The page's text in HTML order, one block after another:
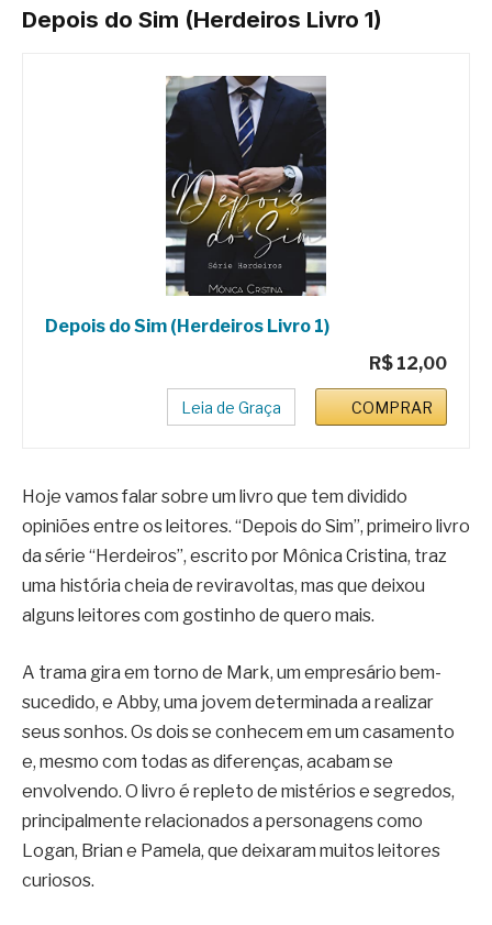
Depois do Sim (Herdeiros Livro 1)
Depois do Sim (Herdeiros Livro 1)
R$ 12,00
Leia de Graça COMPRAR
Hoje vamos falar sobre um livro que tem dividido
opiniões entre os leitores. “Depois do Sim”, primeiro livro
da série “Herdeiros”, escrito por Mônica Cristina, traz
uma história cheia de reviravoltas, mas que deixou
alguns leitores com gostinho de quero mais.
A trama gira em torno de Mark, um empresário bem-
sucedido, e Abby, uma jovem determinada a realizar
seus sonhos. Os dois se conhecem em um casamento
e, mesmo com todas as diferenças, acabam se
envolvendo. O livro é repleto de mistérios e segredos,
principalmente relacionados a personagens como
Logan, Brian e Pamela, que deixaram muitos leitores
curiosos.